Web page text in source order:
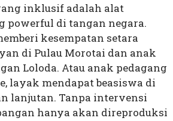
inklusif adalah alat
powerful di tangan negara.
kesempatan setara
di Pulau Morotai dan anak
Loloda. Atau anak pedagang
layak mendapat beasiswa di
lanjutan. Tanpa intervensi
hanya akan direproduksi